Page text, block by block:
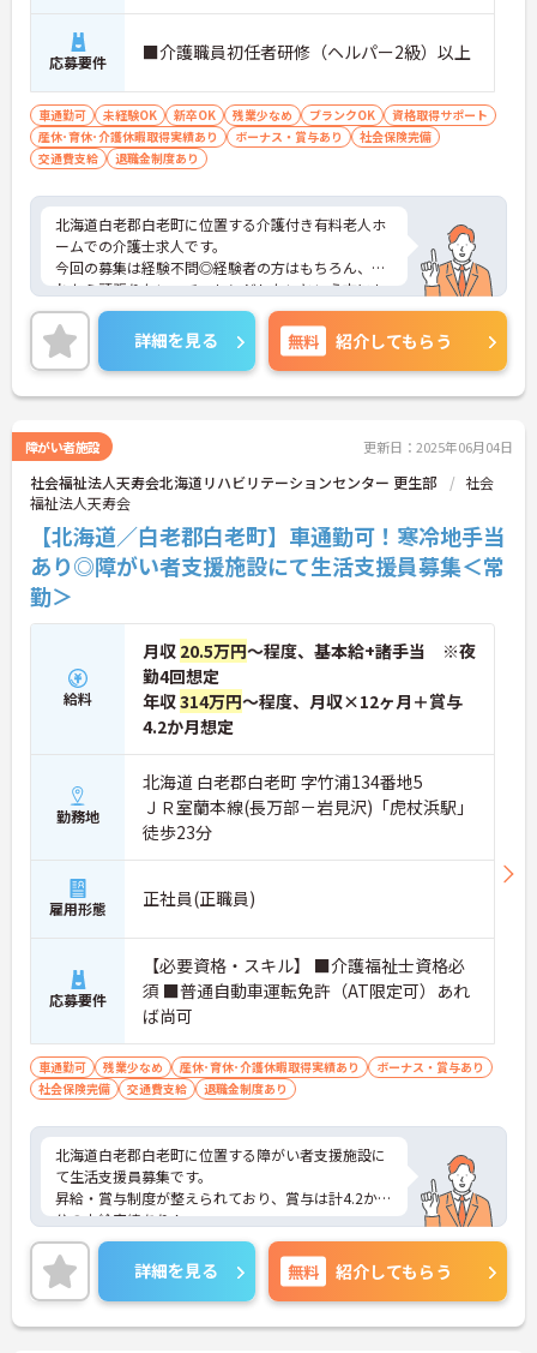
応募要件 ■介護職員初任者研修（ヘルパー2級）以上
車通勤可 未経験OK 新卒OK 残業少なめ ブランクOK
資格取得サポート
産休･育休･介護休暇取得実績あり
ボーナス・賞与あり
社会保険完備
交通費支給
退職金制度あり
北海道白老郡白老町に位置する介護付き有料老人ホ
ームでの介護士求人です。
今回の募集は経験不問◎経験者の方はもちろん、こ
れから頑張りたい、チャレンジしたいという方にも
オススメの求人です。
残業少なめなので出勤日でもプライベートの時間を
確保して頂けますよ★
また福利厚生が整っておりますので安心して就業し
て頂けます♪
詳細を見る 無料 紹介してもらう
障がい者施設 更新日：2025年06月04日
社会福祉法人天寿会北海道リハビリテーションセンター 更生部
社会
福祉法人天寿会
【北海道／白老郡白老町】車通勤可！寒冷地手当
あり◎障がい者支援施設にて生活支援員募集＜常
勤＞
給料
月収 20.5万円～程度、基本給+諸手当 ※夜
勤4回想定
年収314万円～程度、月収×12ヶ月＋賞与
4.2か月想定
勤務地
北海道 白老郡白老町 字竹浦134番地5
ＪＲ室蘭本線(長万部－岩見沢)「虎杖浜駅」
徒歩23分
雇用形態 正社員(正職員)
応募要件
【必要資格・スキル】 ■介護福祉士資格必
須 ■普通自動車運転免許（AT限定可）あれ
ば尚可
車通勤可 残業少なめ 産休･育休･介護休暇取得実績あり
ボーナス・賞与あり
社会保険完備
交通費支給 退職金制度あり
北海道白老郡白老町に位置する障がい者支援施設に
て生活支援員募集です。
昇給・賞与制度が整えられており、賞与は計4.2か月
分の支給実績あり！
頑張る職員にしっかりと還元されています。
ご興味のある方には、面接対策ポイントなど、さら
に詳細をお話いたしますので、お気軽にご相談くだ
さい。
詳細を見る 無料 紹介してもらう